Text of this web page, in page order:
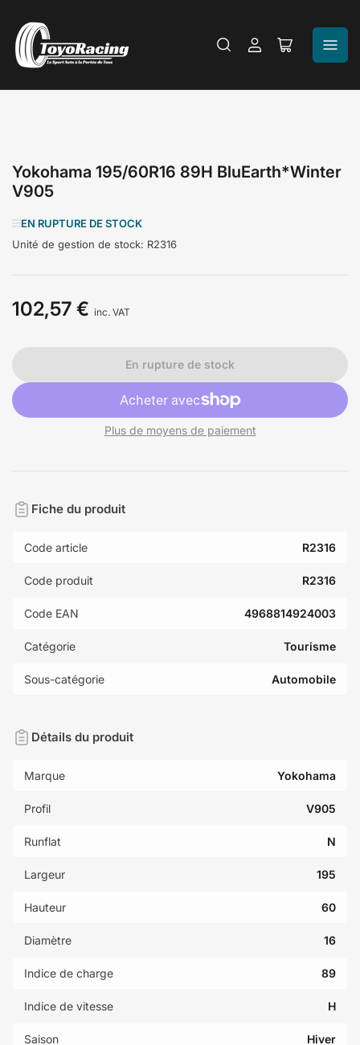
Se
Ouvrir
Yokohama 195/60R16 89H BluEarth*Winter
V905
EN RUPTURE DE STOCK
Unité de gestion de stock: R2316
Prix
102,57 € inc. VAT
En rupture de stock
Plus de moyens de paiement
Fiche du produit
Code article R2316
Code produit R2316
Code EAN 4968814924003
Catégorie Tourisme
Sous-catégorie Automobile
Détails du produit
Marque Yokohama
Profil V905
Runflat N
Largeur 195
Hauteur 60
Diamètre 16
Indice de charge 89
Indice de vitesse H
Saison Hiver